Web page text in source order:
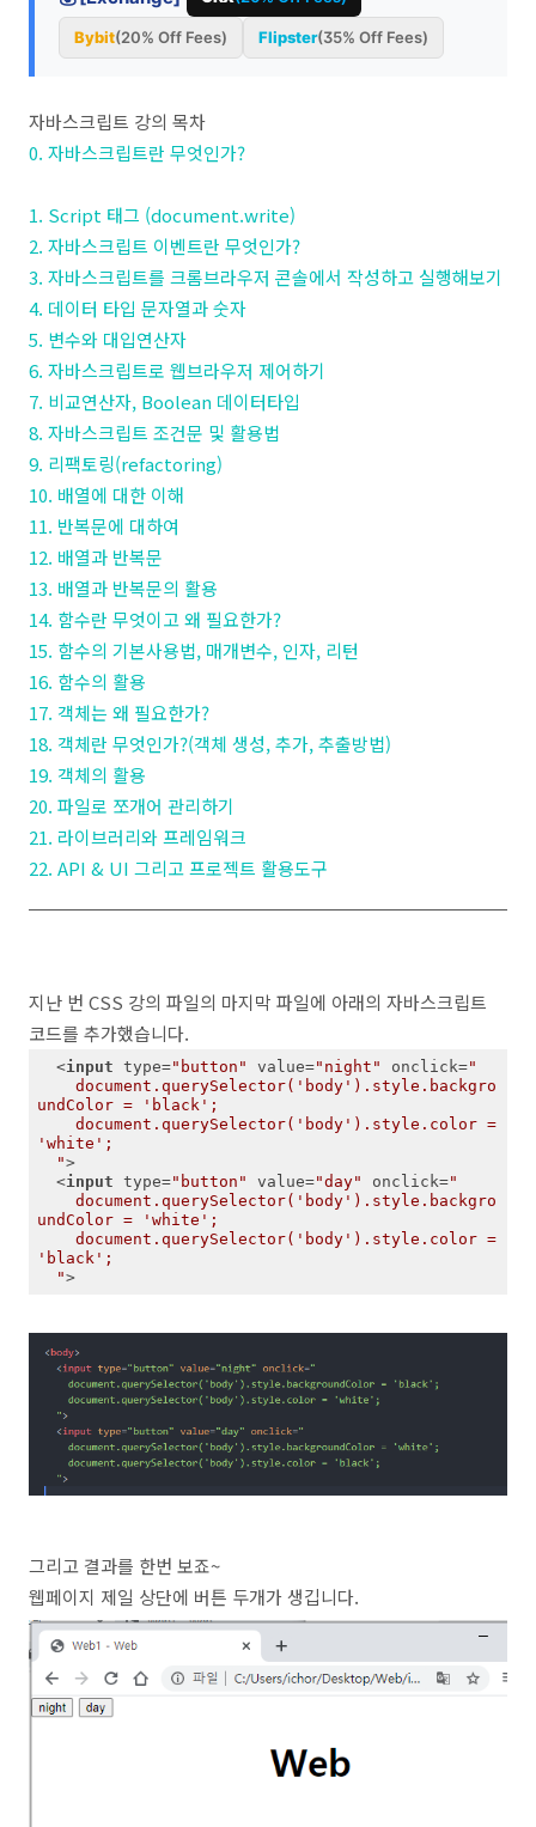
Bybit(20% Off Fees) Flipster(35% Off Fees)
자바스크립트 강의 목차
0. 자바스크립트란 무엇인가?
1. Script 태그 (document.write)
2. 자바스크립트 이벤트란 무엇인가?
3. 자바스크립트를 크롬브라우저 콘솔에서 작성하고 실행해보기
4. 데이터 타입 문자열과 숫자
5. 변수와 대입연산자
6. 자바스크립트로 웹브라우저 제어하기
7. 비교연산자, Boolean 데이터타입
8. 자바스크립트 조건문 및 활용법
9. 리팩토링(refactoring)
10. 배열에 대한 이해
11. 반복문에 대하여
12. 배열과 반복문
13. 배열과 반복문의 활용
14. 함수란 무엇이고 왜 필요한가?
15. 함수의 기본사용법, 매개변수, 인자, 리턴
16. 함수의 활용
17. 객체는 왜 필요한가?
18. 객체란 무엇인가?(객체 생성, 추가, 추출방법)
19. 객체의 활용
20. 파일로 쪼개어 관리하기
21. 라이브러리와 프레임워크
22. API & UI 그리고 프로젝트 활용도구
지난 번 CSS 강의 파일의 마지막 파일에 아래의 자바스크립트
코드를 추가했습니다.
<input type="button" value="night" onclick="
undColor = 'black';
'white';
  "
>
<input type="button" value="day" onclick="
undColor = 'white';
'black';
  "
>
그리고 결과를 한번 보죠~
웹페이지 제일 상단에 버튼 두개가 생깁니다.